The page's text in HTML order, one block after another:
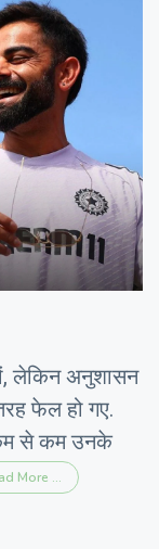
लेकिन अनुशासन
फेल हो गए.
से कम उनके
More ...